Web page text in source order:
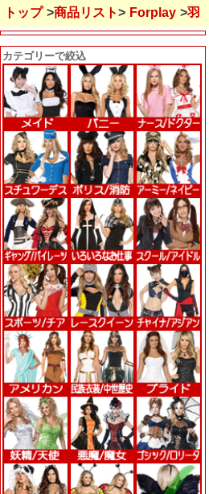
トップ 商品リスト Forplay 羽
カテゴリーで絞込